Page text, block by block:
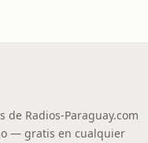
de Radios-Paraguay.com
— gratis en cualquier